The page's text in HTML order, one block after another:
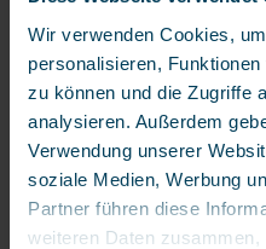
Wir verwenden Cookies,
personalisieren,
zu können und die Zugriffe
analysieren. Außerdem
Verwendung unserer
soziale Medien, Werbung
Partner führen diese
weiteren Daten
Other products
Rent & lease
Service
BartelsRieger